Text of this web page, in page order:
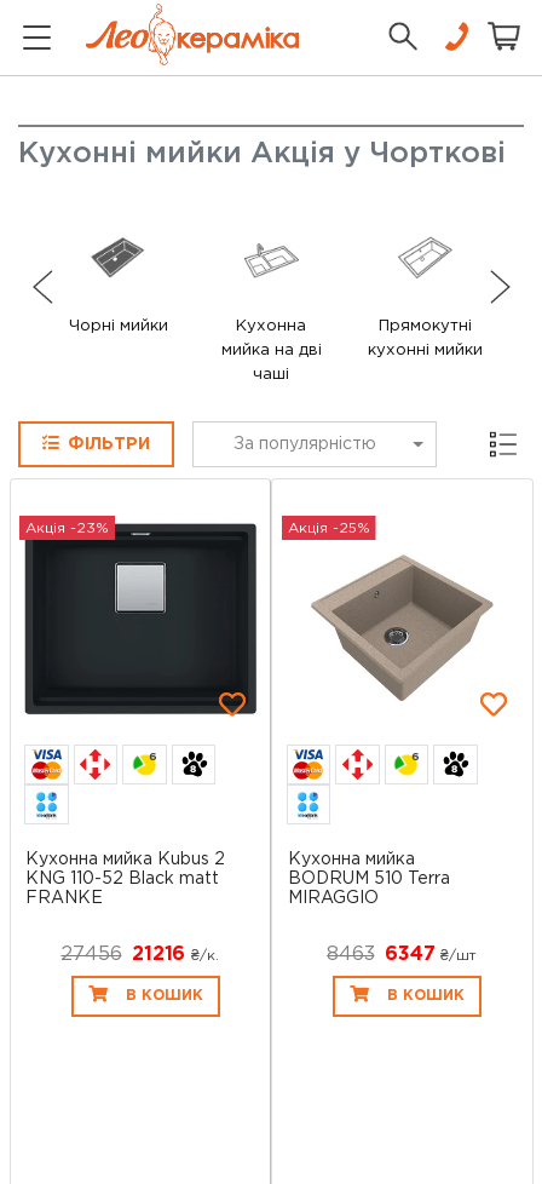
Кухонні мийки Акція у Чорткові
Чорні мийки
Кухонна
мийка на дві
чаші
Прямокутні
кухонні мийки
ФІЛЬТРИ За популярністю Сітка
Акція -23%
6
Кухонна мийка Kubus 2
KNG 110-52 Black matt
FRANKE
27456 21216₴/к.
В КОШИК
Акція -25%
6
Кухонна мийка
BODRUM 510 Terra
MIRAGGIO
8463 6347₴/шт
В КОШИК